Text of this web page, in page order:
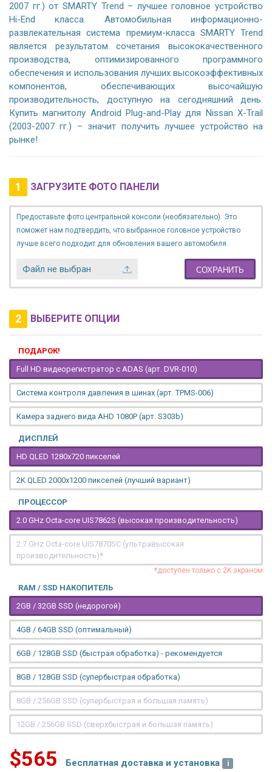
2007 гг.) от SMARTY Trend – лучшее головное устройство
Hi-End класса. Автомобильная информационно-
развлекательная система премиум-класса SMARTY Trend
является результатом сочетания высококачественного
производства, оптимизированного программного
обеспечения и использования лучших высокоэффективных
компонентов, обеспечивающих высочайшую
производительность, доступную на сегодняшний день.
Купить магнитолу Android Plug-and-Play для Nissan X-Trail
(2003-2007 гг.) – значит получить лучшее устройство на
рынке!
1 ЗАГРУЗИТЕ ФОТО ПАНЕЛИ
Предоставьте фото центральной консоли (необязательно). Это
поможет нам подтвердить, что выбранное головное устройство
лучше всего подходит для обновления вашего автомобиля.
Файл не выбран СОХРАНИТЬ
2 ВЫБЕРИТЕ ОПЦИИ
ПОДАРОК!
Full HD видеорегистратор с ADAS (арт. DVR-010)
Система контроля давления в шинах (арт. TPMS-006)
Камера заднего вида AHD 1080P (арт. S303b)
ДИСПЛЕЙ
HD QLED 1280x720 пикселей
2K QLED 2000х1200 пикселей (лучший вариант)
ПРОЦЕССОР
2.0 GHz Octa-core UIS7862S (высокая производительность)
2.7 GHz Octa-core UIS7870SC (ультравысокая
производительность)*
*доступен только с 2K экраном
RAM / SSD НАКОПИТЕЛЬ
2GB / 32GB SSD (недорогой)
4GB / 64GB SSD (оптимальный)
6GB / 128GB SSD (быстрая обработка) - рекомендуется
8GB / 128GB SSD (супербыстрая обработка)
8GB / 256GB SSD (супербыстрая и большая память)
12GB / 256GB SSD (сверхбыстрая и большая память)
$565 Бесплатная доставка и установка